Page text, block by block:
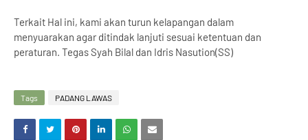
Terkait Hal ini, kami akan turun kelapangan dalam
menyuarakan agar ditindak lanjuti sesuai ketentuan dan
peraturan. Tegas Syah Bilal dan Idris Nasution(SS)
Tags PADANG LAWAS